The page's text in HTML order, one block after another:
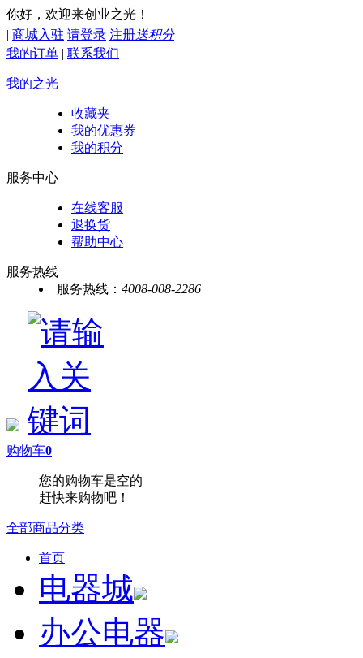
你好，欢迎来创业之光！
| 商城入驻 请登录 注册送积分
我的订单 | 联系我们
我的之光
收藏夹
我的优惠券
我的积分
服务中心
在线客服
退换货
帮助中心
服务热线
服务热线： 4008-008-2286
购物车0
您的购物车是空的
赶快来购物吧！
全部商品分类
首页
电器城
办公电器